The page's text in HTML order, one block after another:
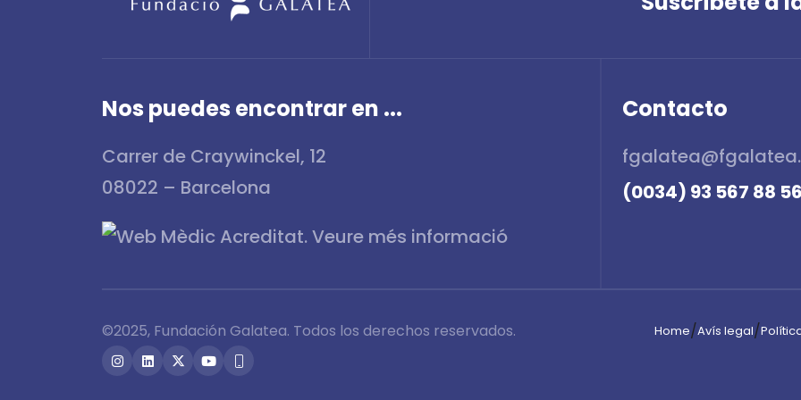
Nos puedes encontrar en ...
Carrer de Craywinckel, 12
08022 – Barcelona
Contacto
(0034) 93 567 88
©2025, Fundación Galatea. Todos los derechos reservados. Home/Avís legal/